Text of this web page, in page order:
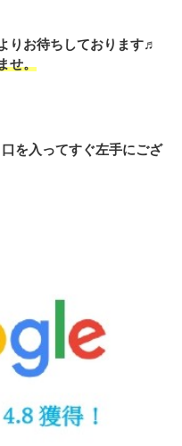
りお待ちしております♬
せ。
を入ってすぐ左手にござ